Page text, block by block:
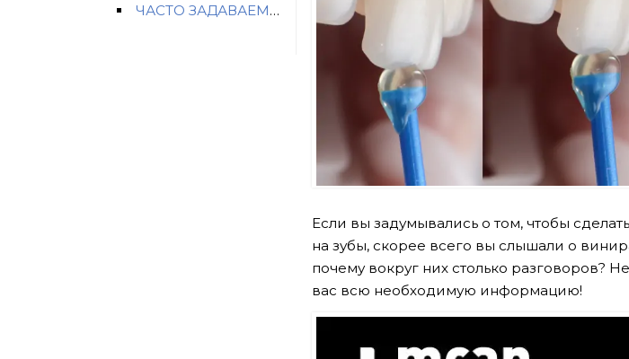
ЧАСТО ЗАДАВАЕМЫЕ ВОПРОСЫ О ВИНИРАХ EMAX
Если вы задумывались о том, чтобы
на зубы, скорее всего вы слышали о
почему вокруг них столько разговоров?
вас всю необходимую информацию!